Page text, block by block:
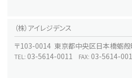
（株）アイレジデンス
〒103-0014 東京都中央区日本橋蛎
TEL: 03-5614-0011 FAX: 03-5614-